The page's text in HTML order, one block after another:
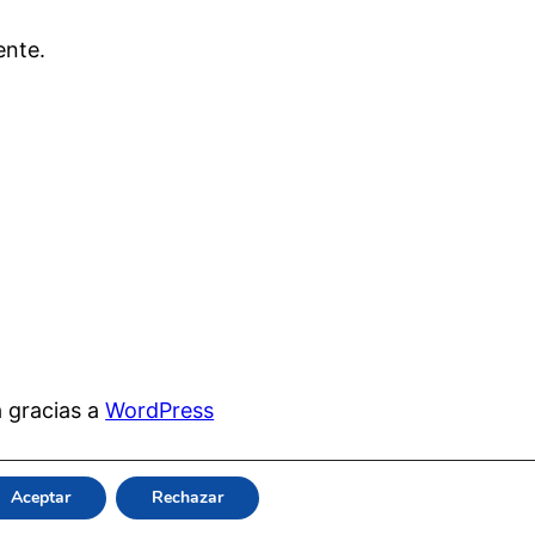
gracias aWordPress
Aceptar Rechazar